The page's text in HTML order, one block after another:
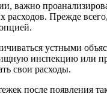
важно
Прежде
устными
инспекцию или
свои расходы.
после появления